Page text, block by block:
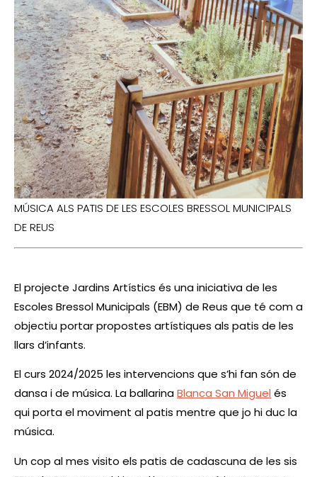
MÚSICA ALS PATIS DE LES ESCOLES BRESSOL MUNICIPALS
DE REUS
El projecte Jardins Artístics és una iniciativa de les
Escoles Bressol Municipals (EBM) de Reus que té com a
objectiu portar propostes artístiques als patis de les
llars d’infants.
El curs 2024/2025 les intervencions que s’hi fan són de
dansa i de música. La ballarinaBlanca San Miguel és
qui porta el moviment al patis mentre que jo hi duc la
música.
Un cop al mes visito els patis de cadascuna de les sis